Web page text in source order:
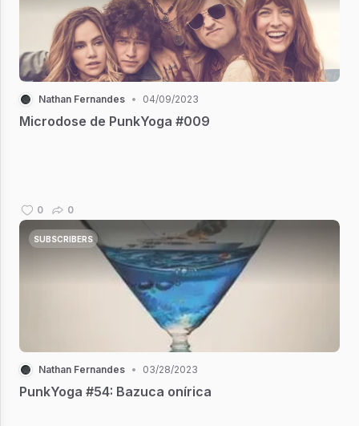
Nathan Fernandes • 04/09/2023
Microdose de PunkYoga #009
0 0
SUBSCRIBERS
Nathan Fernandes • 03/28/2023
PunkYoga #54: Bazuca onírica